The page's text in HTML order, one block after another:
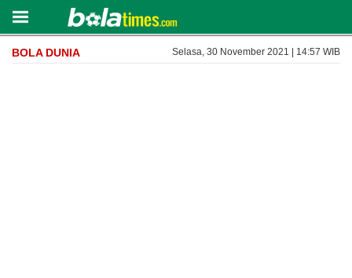
BOLA DUNIA Selasa, 30 November 2021 | 14:57 WIB